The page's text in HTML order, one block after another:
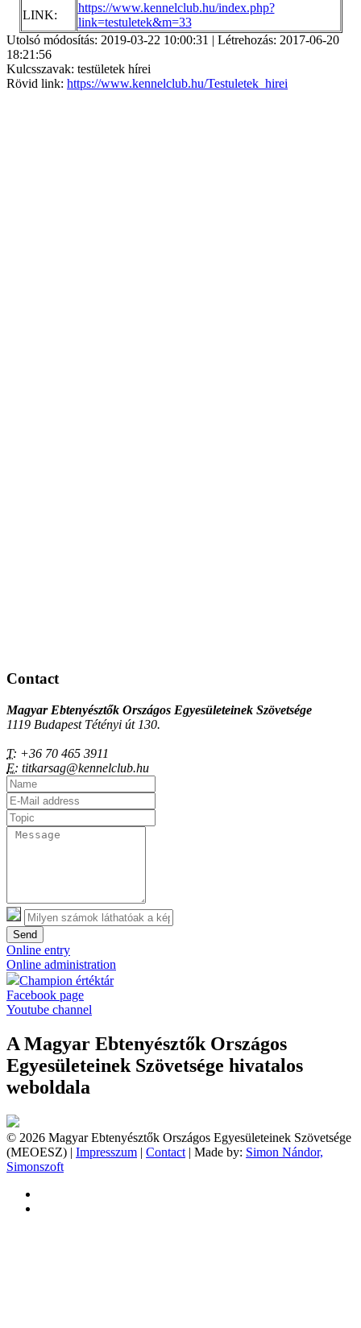
LINK:
https://www.kennelclub.hu/index.php?
link=testuletek&m=33
Utolsó módosítás: 2019-03-22 10:00:31 | Létrehozás: 2017-06-20
18:21:56
Kulcsszavak: testületek hírei
Rövid link: https://www.kennelclub.hu/Testuletek_hirei
Contact
Magyar Ebtenyésztők Országos Egyesületeinek Szövetsége
1119 Budapest Tétényi út 130.
T: +36 70 465 3911
E: titkarsag@kennelclub.hu
Send
Online entry
Online administration
Champion értéktár
Facebook page
Youtube channel
A Magyar Ebtenyésztők Országos
Egyesületeinek Szövetsége hivatalos
weboldala
© 2026 Magyar Ebtenyésztők Országos Egyesületeinek Szövetsége
(MEOESZ) | Impresszum | Contact | Made by: Simon Nándor,
Simonszoft